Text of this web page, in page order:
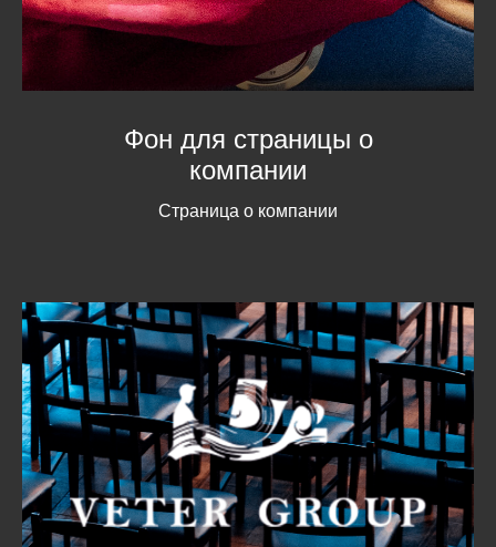
Фон для страницы о
компании
Страница о компании